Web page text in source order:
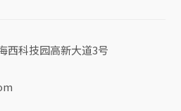
西科技园高新大道3号